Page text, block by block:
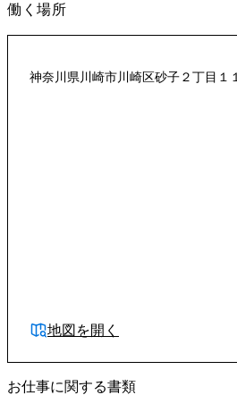
働く場所
神奈川県川崎市川崎区砂子２丁目１
地図を開く
お仕事に関する書類